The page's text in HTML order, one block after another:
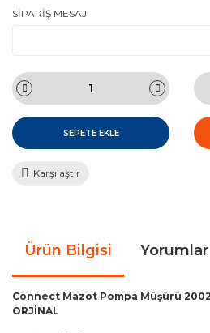
SİPARİŞ MESAJI
SEPETE EKLE
Karşılaştır
Ürün Bilgisi
Connect Mazot Pompa Müşürü
ORJİNAL